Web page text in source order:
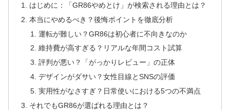
はじめに：「GR86やめとけ」が検索される理由とは？
本当にやめるべき？後悔ポイントを徹底分析
運転が難しい？GR86は初心者に不向きなのか
維持費が高すぎる？リアルな年間コスト試算
評判が悪い？「がっかりレビュー」の正体
デザインがダサい？女性目線とSNSの評価
実用性がなさすぎ？日常使いにおける5つの不満点
それでもGR86が選ばれる理由とは？